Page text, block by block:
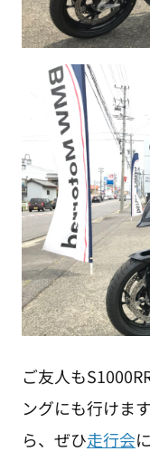
ご友人も
ングにも行けま
ら、ぜひ走行会